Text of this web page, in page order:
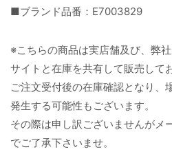
■ブランド品番：E7003829
※こちらの商品は実店舗及び、弊
サイトと在庫を共有して販売して
ご注文受付後の在庫確認となり、
発生する可能性もございます。
その際は申し訳ございませんがメ
でご了承下さいませ。